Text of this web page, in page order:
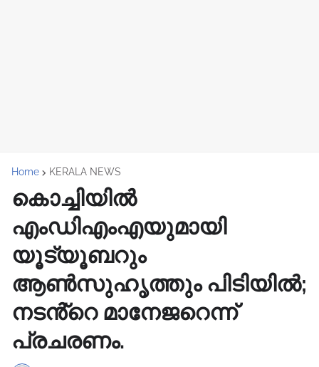
Home KERALA NEWS
കൊച്ചിയിൽ
എംഡിഎംഎയുമായി
യൂട്യൂബറും
ആൺസുഹൃത്തും പിടിയിൽ;
നടൻ്റെ മാനേജറെന്ന്
പ്രചരണം.